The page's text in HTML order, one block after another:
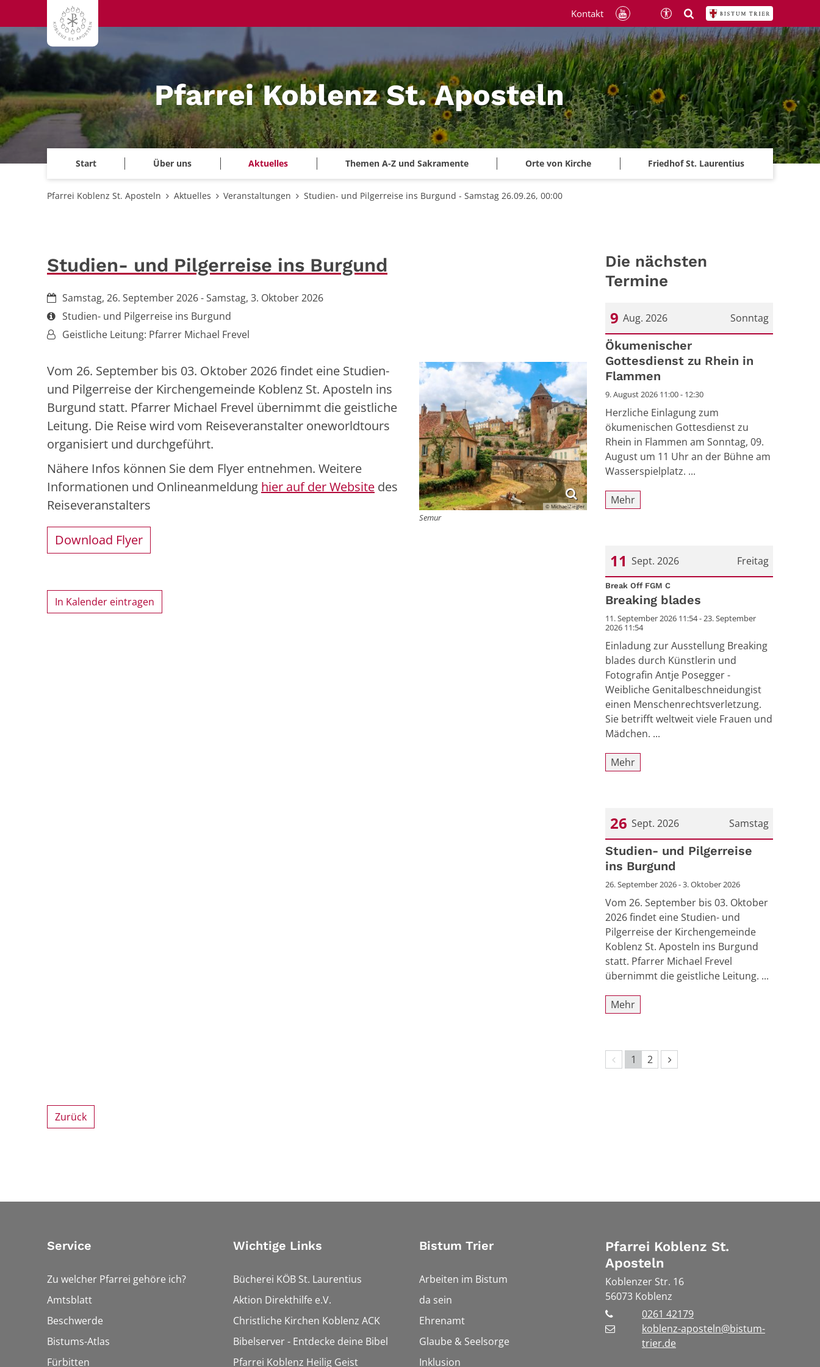
Zum Inhalt springen
Pfarrei Koblenz St. Aposteln
Start Über uns Aktuelles Themen A-Z und Sakramente Orte von Kirche Friedhof St. Laurentius
Kontakt
Pfarrei Koblenz St. Aposteln Aktuelles Veranstaltungen Studien- und Pilgerreise ins Burgund - Samstag 26.09.26, 00:00
Studien- und Pilgerreise ins Burgund
Datum:
Samstag, 26. September 2026 - Samstag, 3. Oktober 2026
Art bzw. Nummer:
Studien- und Pilgerreise ins Burgund
Von:Geistliche Leitung: Pfarrer Michael Frevel
© MichaelZiegler
Semur
Vom 26. September bis 03. Oktober 2026 findet eine Studien-
und Pilgerreise der Kirchengemeinde Koblenz St. Aposteln ins
Burgund statt. Pfarrer Michael Frevel übernimmt die geistliche
Leitung. Die Reise wird vom Reiseveranstalter oneworldtours
organisiert und durchgeführt.
Nähere Infos können Sie dem Flyer entnehmen. Weitere
Informationen und Onlineanmeldung hier auf der Website des
Reiseveranstalters
Download Flyer
In Kalender eintragen
Die nächsten
Termine
Sonntag
9 Aug. 2026
Datum: 9. August 2026
Ökumenischer
Gottesdienst zu Rhein in
Flammen
9. August 2026 11:00 - 12:30
Herzliche Einlagung zum
ökumenischen Gottesdienst zu
Rhein in Flammen am Sonntag, 09.
August um 11 Uhr an der Bühne am
Wasserspielplatz. ...
Mehr
Freitag
11 Sept. 2026
Datum: 11. September 2026
Break Off FGM C:
Breaking blades
11. September 2026 11:54 - 23. September
2026 11:54
Einladung zur Ausstellung Breaking
blades durch Künstlerin und
Fotografin Antje Posegger -
Weibliche Genitalbeschneidungist
einen Menschenrechtsverletzung.
Sie betrifft weltweit viele Frauen und
Mädchen. ...
Mehr
Samstag
26 Sept. 2026
Datum: 26. September 2026
Studien- und Pilgerreise
ins Burgund
26. September 2026 - 3. Oktober 2026
Vom 26. September bis 03. Oktober
2026 findet eine Studien- und
Pilgerreise der Kirchengemeinde
Koblenz St. Aposteln ins Burgund
statt. Pfarrer Michael Frevel
übernimmt die geistliche Leitung. ...
Mehr
Vorherige Seite
1 2 Nächste Seite
Zurück
Service
Zu welcher Pfarrei gehöre ich?
Amtsblatt
Beschwerde
Bistums-Atlas
Fürbitten
Wichtige Links
Bücherei KÖB St. Laurentius
Aktion Direkthilfe e.V.
Christliche Kirchen Koblenz ACK
Bibelserver - Entdecke deine Bibel
Pfarrei Koblenz Heilig Geist
Bistum Trier
Arbeiten im Bistum
da sein
Ehrenamt
Glaube & Seelsorge
Inklusion
Pfarrei Koblenz St.
Aposteln
Koblenzer Str. 16
56073 Koblenz
0261 42179
koblenz-aposteln@bistum-
trier.de